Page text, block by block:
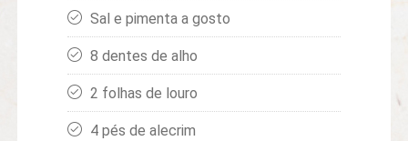
Sal e pimenta a gosto
8 dentes de alho
2 folhas de louro
4 pés de alecrim